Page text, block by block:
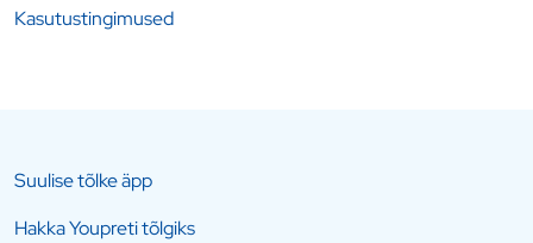
Kasutustingimused
Suulise tõlke äpp
Hakka Youpreti tõlgiks